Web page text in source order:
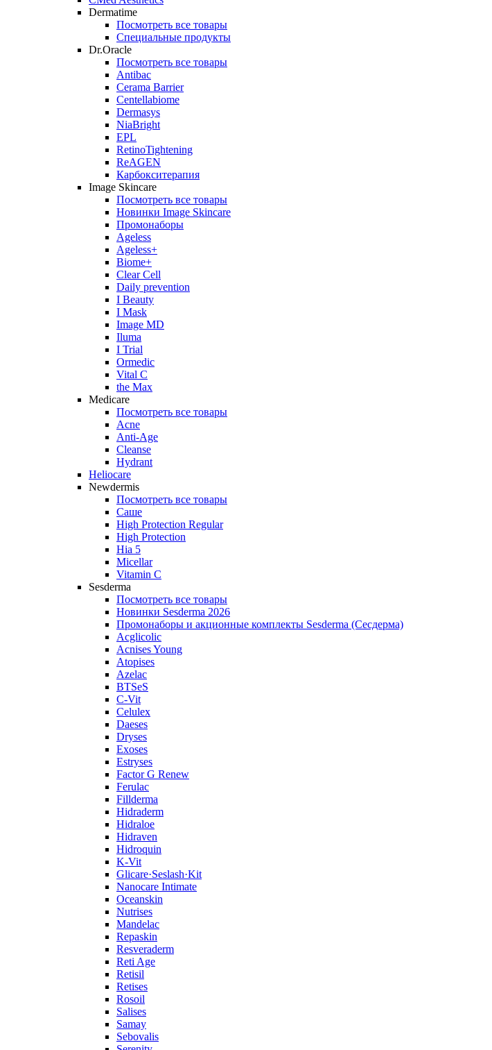
Dermatime
Посмотреть все товары
Специальные продукты
Dr.Oracle
Посмотреть все товары
Antibac
Cerama Barrier
Centellabiome
Dermasys
NiaBright
EPL
RetinoTightening
ReAGEN
Карбокситерапия
Image Skincare
Посмотреть все товары
Новинки Image Skincare
Промонаборы
Ageless
Ageless+
Biome+
Clear Cell
Daily prevention
I Beauty
I Mask
Image MD
Iluma
I Trial
Ormedic
Vital C
the Max
Medicare
Посмотреть все товары
Acne
Anti‑Age
Cleanse
Hydrant
Heliocare
Newdermis
Посмотреть все товары
Саше
High Protection Regular
High Protection
Hia 5
Micellar
Vitamin C
Sesderma
Посмотреть все товары
Новинки Sesderma 2026
Промонаборы и акционные комплекты Sesderma (Сесдерма)
Acglicolic
Acnises Young
Atopises
Azelac
BTSeS
C‑Vit
Celulex
Daeses
Dryses
Exoses
Estryses
Factor G Renew
Ferulac
Fillderma
Hidraderm
Hidraloe
Hidraven
Hidroquin
K-Vit
Glicare·Seslash·Kit
Nanocare Intimate
Oceanskin
Nutrises
Mandelac
Repaskin
Resveraderm
Reti Age
Retisil
Retises
Rosoil
Salises
Samay
Sebovalis